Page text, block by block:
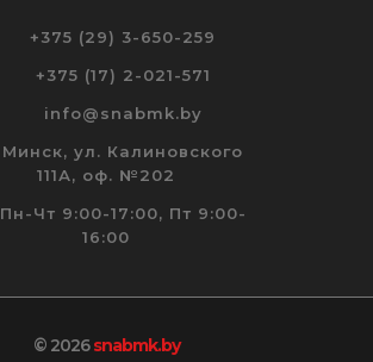
+375 (29) 3-650-259
+375 (17) 2-021-571
info@snabmk.by
Минск, ул. Калиновского
111А, оф. №202
Пн-Чт 9:00-17:00, Пт 9:00-
16:00
© 2026snabmk.by